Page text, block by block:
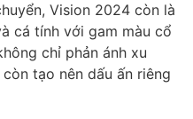
Vision 2024 còn là
cá tính với gam màu cổ
chỉ phản ánh xu
tạo nên dấu ấn riêng